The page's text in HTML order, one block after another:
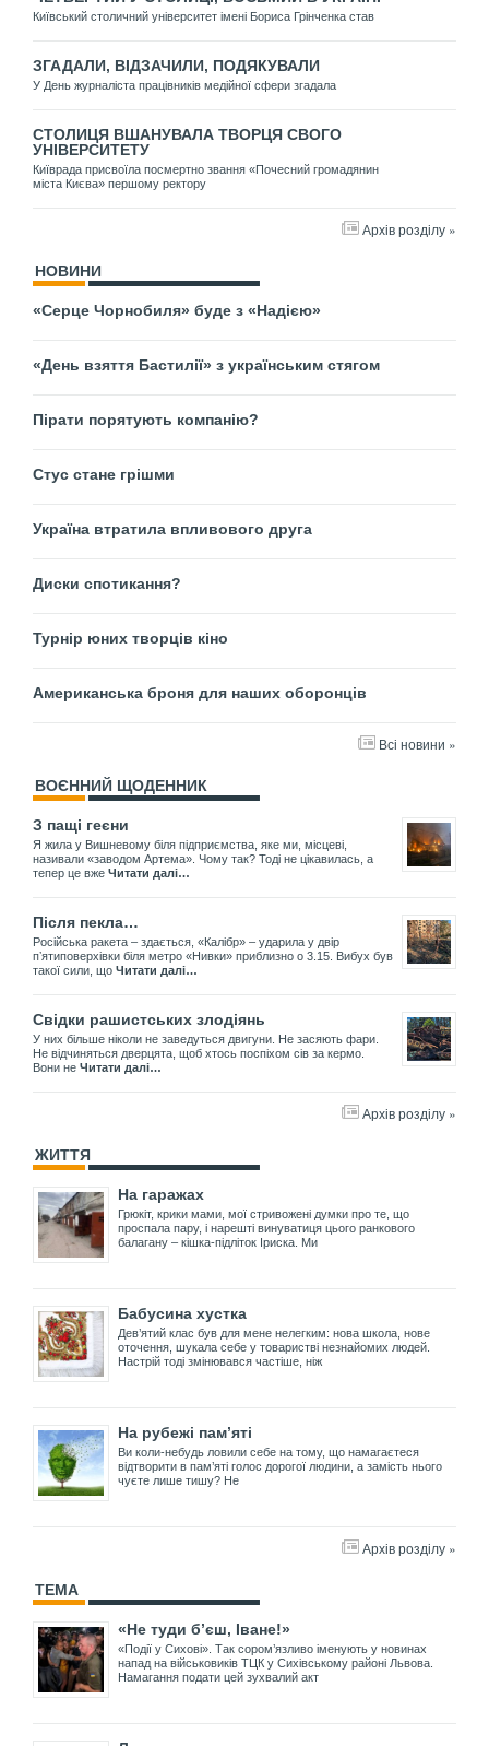
Київський столичний університет імені Бориса Грінченка став
ЗГАДАЛИ, ВІДЗАЧИЛИ, ПОДЯКУВАЛИ
У День журналіста працівників медійної сфери згадала
СТОЛИЦЯ ВШАНУВАЛА ТВОРЦЯ СВОГО
УНІВЕРСИТЕТУ
Київрада присвоїла посмертно звання «Почесний громадянин
міста Києва» першому ректору
Архів розділу »
НОВИНИ
«Серце Чорнобиля» буде з «Надією»
«День взяття Бастилії» з українським стягом
Пірати порятують компанію?
Стус стане грішми
Україна втратила впливового друга
Диски спотикання?
Турнір юних творців кіно
Американська броня для наших оборонців
Всі новини »
ВОЄННИЙ ЩОДЕННИК
З пащі геєни
Я жила у Вишневому біля підприємства, яке ми, місцеві,
називали «заводом Артема». Чому так? Тоді не цікавилась, а
тепер це вже Читати далі…
Після пекла…
Російська ракета – здається, «Калібр» – ударила у двір
пʼятиповерхівки біля метро «Нивки» приблизно о 3.15. Вибух був
такої сили, що Читати далі…
Свідки рашистських злодіянь
У них більше ніколи не заведуться двигуни. Не засяють фари.
Не відчиняться дверцята, щоб хтось поспіхом сів за кермо.
Вони не Читати далі…
Архів розділу »
ЖИТТЯ
На гаражах
Грюкіт, крики мами, мої стривожені думки про те, що
проспала пару, і нарешті винуватиця цього ранкового
балагану – кішка-підліток Іриска. Ми
Бабусина хустка
Дев’ятий клас був для мене нелегким: нова школа, нове
оточення, шукала себе у товаристві незнайомих людей.
Настрій тоді змінювався частіше, ніж
На рубежі пам’яті
Ви коли-небудь ловили себе на тому, що намагаєтеся
відтворити в пам’яті голос дорогої людини, а замість нього
чуєте лише тишу? Не
Архів розділу »
ТЕМА
«Не туди б’єш, Іване!»
«Події у Сихові». Так сором’язливо іменують у новинах
напад на військовиків ТЦК у Сихівському районі Львова.
Намагання подати цей зухвалий акт